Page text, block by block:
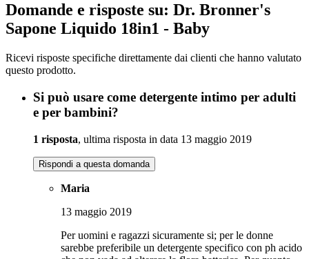
Domande e risposte su: Dr. Bronner's
Sapone Liquido 18in1 - Baby
Ricevi risposte specifiche direttamente dai clienti che hanno valutato
questo prodotto.
Si può usare come detergente intimo per adulti
e per bambini?
1 risposta, ultima risposta in data 13 maggio 2019
Rispondi a questa domanda
Maria
13 maggio 2019
Per uomini e ragazzi sicuramente si; per le donne
sarebbe preferibile un detergente specifico con ph acido